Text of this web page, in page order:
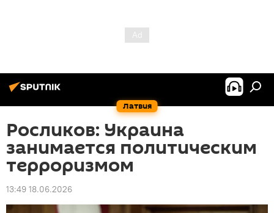
Латвия
Росликов: Украина
занимается политическим
терроризмом
13:49 18.06.2026